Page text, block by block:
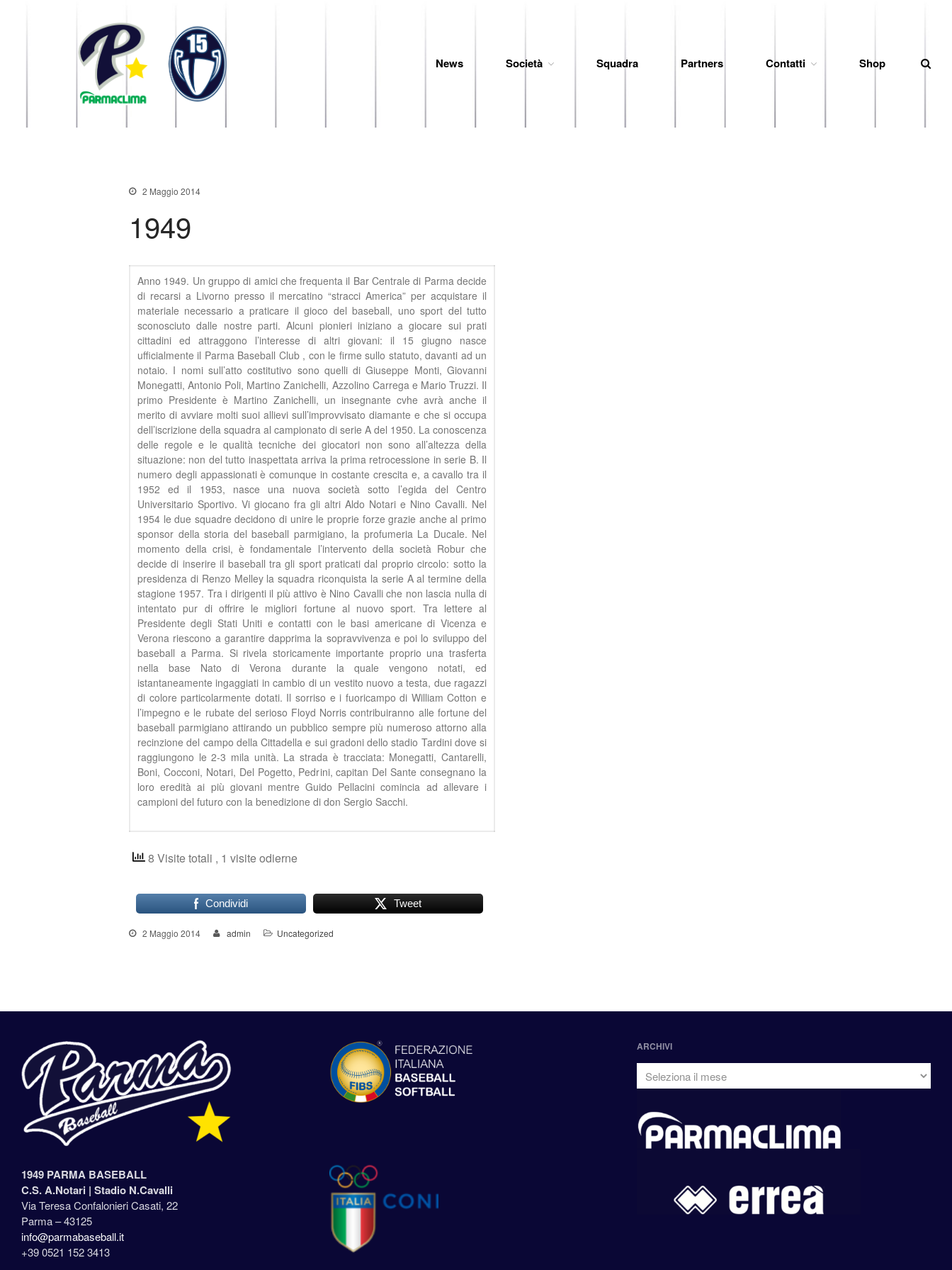
News
News Società Squadra Partners Contatti Shop
2 Maggio 2014
1949
Anno 1949. Un gruppo di amici che frequenta il Bar Centrale di Parma decide
di recarsi a Livorno presso il mercatino “stracci America” per acquistare il
materiale necessario a praticare il gioco del baseball, uno sport del tutto
sconosciuto dalle nostre parti. Alcuni pionieri iniziano a giocare sui prati
cittadini ed attraggono l’interesse di altri giovani: il 15 giugno nasce
ufficialmente il Parma Baseball Club , con le firme sullo statuto, davanti ad un
notaio. I nomi sull’atto costitutivo sono quelli di Giuseppe Monti, Giovanni
Monegatti, Antonio Poli, Martino Zanichelli, Azzolino Carrega e Mario Truzzi. Il
primo Presidente è Martino Zanichelli, un insegnante cvhe avrà anche il
merito di avviare molti suoi allievi sull’improvvisato diamante e che si occupa
dell’iscrizione della squadra al campionato di serie A del 1950. La conoscenza
delle regole e le qualità tecniche dei giocatori non sono all’altezza della
situazione: non del tutto inaspettata arriva la prima retrocessione in serie B. Il
numero degli appassionati è comunque in costante crescita e, a cavallo tra il
1952 ed il 1953, nasce una nuova società sotto l’egida del Centro
Universitario Sportivo. Vi giocano fra gli altri Aldo Notari e Nino Cavalli. Nel
1954 le due squadre decidono di unire le proprie forze grazie anche al primo
sponsor della storia del baseball parmigiano, la profumeria La Ducale. Nel
momento della crisi, è fondamentale l’intervento della società Robur che
decide di inserire il baseball tra gli sport praticati dal proprio circolo: sotto la
presidenza di Renzo Melley la squadra riconquista la serie A al termine della
stagione 1957. Tra i dirigenti il più attivo è Nino Cavalli che non lascia nulla di
intentato pur di offrire le migliori fortune al nuovo sport. Tra lettere al
Presidente degli Stati Uniti e contatti con le basi americane di Vicenza e
Verona riescono a garantire dapprima la sopravvivenza e poi lo sviluppo del
baseball a Parma. Si rivela storicamente importante proprio una trasferta
nella base Nato di Verona durante la quale vengono notati, ed
istantaneamente ingaggiati in cambio di un vestito nuovo a testa, due ragazzi
di colore particolarmente dotati. Il sorriso e i fuoricampo di William Cotton e
l’impegno e le rubate del serioso Floyd Norris contribuiranno alle fortune del
baseball parmigiano attirando un pubblico sempre più numeroso attorno alla
recinzione del campo della Cittadella e sui gradoni dello stadio Tardini dove si
raggiungono le 2-3 mila unità. La strada è tracciata: Monegatti, Cantarelli,
Boni, Cocconi, Notari, Del Pogetto, Pedrini, capitan Del Sante consegnano la
loro eredità ai più giovani mentre Guido Pellacini comincia ad allevare i
campioni del futuro con la benedizione di don Sergio Sacchi.
8 Visite totali , 1 visite odierne
Condividi Tweet
2 Maggio 2014 admin Uncategorized
1949 PARMA BASEBALL
C.S. A.Notari | Stadio N.Cavalli
Via Teresa Confalonieri Casati, 22
Parma – 43125
info@parmabaseball.it
+39 0521 152 3413
ARCHIVI